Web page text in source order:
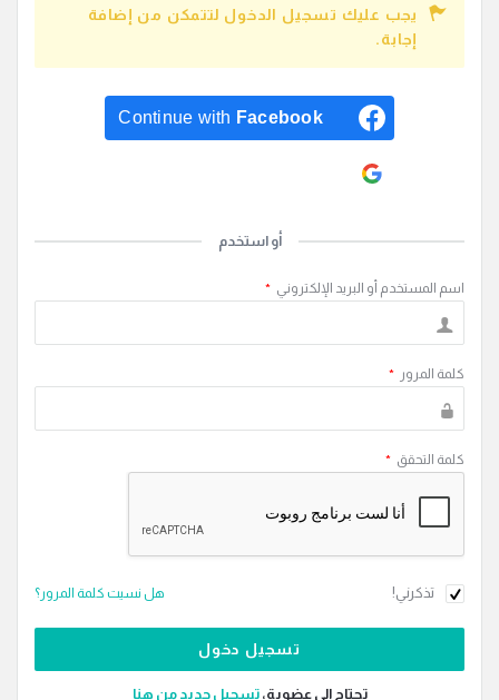
يجب عليك تسجيل الدخول لتتمكن من إضافة
إجابة.
Continue with Facebook
أو استخدم
اسم المستخدم أو البريد الإلكتروني *
كلمة المرور *
كلمة التحقق *
تذكرني! هل نسيت كلمة المرور؟
تحتاج إلى عضوية،‫تسجيل جديد من هنا